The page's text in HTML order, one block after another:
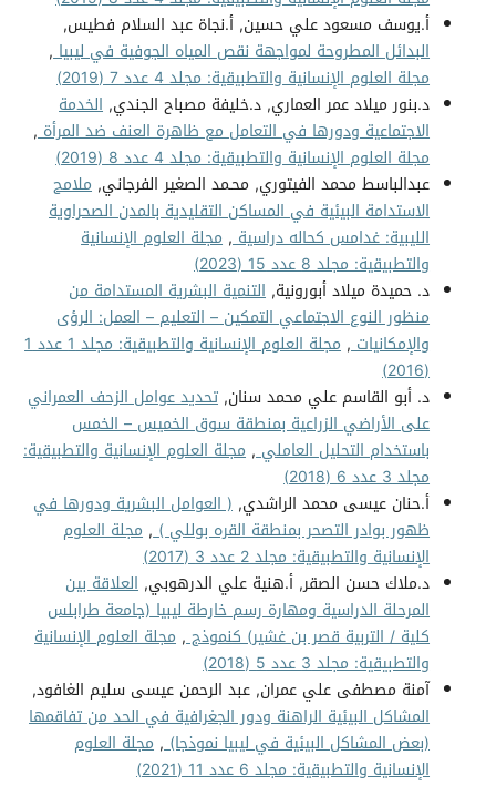
أ.يوسف مسعود علي حسين, أ.نجاة عبد السلام فطيس,
البدائل المطروحة لمواجهة نقص المياه الجوفية في ليبيا,
مجلة العلوم الإنسانية والتطبيقية: مجلد 4 عدد 7 (2019)
د.بنور ميلاد عمر العماري, د.خليفة مصباح الجندي, الخدمة
الاجتماعية ودورها في التعامل مع ظاهرة العنف ضد المرأة,
مجلة العلوم الإنسانية والتطبيقية: مجلد 4 عدد 8 (2019)
عبدالباسط محمد الفيتوري, محـمد الصغير الفرجاني, ملامح
الاستدامة البيئية في المساكن التقليدية بالمدن الصحراوية
الليبية: غدامس كحاله دراسية, مجلة العلوم الإنسانية
والتطبيقية: مجلد 8 عدد 15 (2023)
د. حميدة ميلاد أبورونية, التنمية البشرية المستدامة من
منظور النوع الاجتماعي التمكين – التعليم – العمل: الرؤى
والإمكانيات,
مجلة العلوم الإنسانية والتطبيقية: مجلد 1 عدد 1
(2016)
د. أبو القاسم علي محمد سنان, تحديد عوامل الزحف العمراني
على الأراضي الزراعية بمنطقة سوق الخميس – الخمس
باستخدام التحليل العاملي, مجلة العلوم الإنسانية والتطبيقية:
مجلد 3 عدد 6 (2018)
أ.حنان عيسى محمد الراشدي, ( العوامل البشرية ودورها في
ظهور بوادر التصحر بمنطقة القره بوللي ), مجلة العلوم
الإنسانية والتطبيقية: مجلد 2 عدد 3 (2017)
د.ملاك حسن الصقر, أ.هنية علي الدرهوبي, العلاقة بين
المرحلة الدراسية ومهارة رسم خارطة ليبيا (جامعة طرابلس
كلية / التربية قصر بن غشير) كنموذج, مجلة العلوم الإنسانية
والتطبيقية: مجلد 3 عدد 5 (2018)
آمنة مصطفى علي عمران, عبد الرحمن عيسى سليم الغافود,
المشاكل البيئية الراهنة ودور الجغرافية في الحد من تفاقمها
(بعض المشاكل البيئية في ليبيا نموذجا), مجلة العلوم
الإنسانية والتطبيقية: مجلد 6 عدد 11 (2021)